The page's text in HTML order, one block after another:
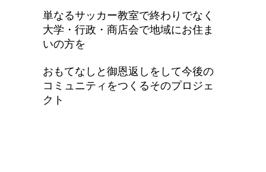
単なるサッカー教室で終わりでなく
大学・行政・商店会で地域にお住ま
いの方を
おもてなしと御恩返しをして今後の
コミュニティをつくるそのプロジェ
クト